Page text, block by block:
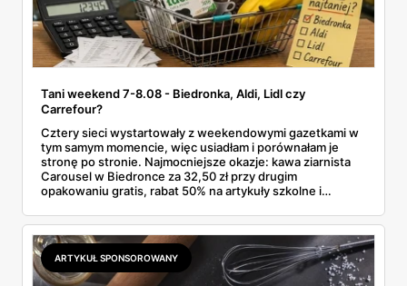
Tani weekend 7-8.08 - Biedronka, Aldi, Lidl czy
Carrefour?
Cztery sieci wystartowały z weekendowymi gazetkami w
tym samym momencie, więc usiadłam i porównałam je
stronę po stronie. Najmocniejsze okazje: kawa ziarnista
Carousel w Biedronce za 32,50 zł przy drugim
opakowaniu gratis, rabat 50% na artykuły szkolne i
2,99 zł za kilogram, ale wyłącznie w sobotę z aplikacją. Aldi
odpowiada masłem za 2,99 zł. Werdykt w skrócie:
najwięcej wyciśniesz z Biedronki, po świeże warzywa jedź
do Aldi.
ARTYKUŁ SPONSOROWANY